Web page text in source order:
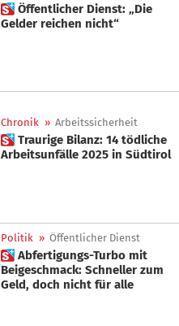
 Öffentlicher Dienst: „Die
Gelder reichen nicht“
Chronik » Arbeitssicherheit
 Traurige Bilanz: 14 tödliche
Arbeitsunfälle 2025 in Südtirol
Politik » Öffentlicher Dienst
 Abfertigungs-Turbo mit
Beigeschmack: Schneller zum
Geld, doch nicht für alle